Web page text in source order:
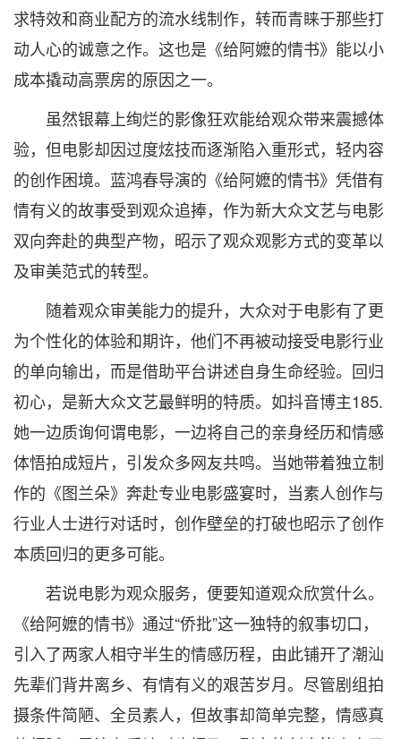
求特效和商业配方的流水线制作，转而青睐于那些打
动人心的诚意之作。这也是《给阿嬷的情书》能以小
成本撬动高票房的原因之一。
虽然银幕上绚烂的影像狂欢能给观众带来震撼体
验，但电影却因过度炫技而逐渐陷入重形式，轻内容
的创作困境。蓝鸿春导演的《给阿嬷的情书》凭借有
情有义的故事受到观众追捧，作为新大众文艺与电影
双向奔赴的典型产物，昭示了观众观影方式的变革以
及审美范式的转型。
随着观众审美能力的提升，大众对于电影有了更
为个性化的体验和期许，他们不再被动接受电影行业
的单向输出，而是借助平台讲述自身生命经验。回归
初心，是新大众文艺最鲜明的特质。如抖音博主185.
她一边质询何谓电影，一边将自己的亲身经历和情感
体悟拍成短片，引发众多网友共鸣。当她带着独立制
作的《图兰朵》奔赴专业电影盛宴时，当素人创作与
行业人士进行对话时，创作壁垒的打破也昭示了创作
本质回归的更多可能。
若说电影为观众服务，便要知道观众欣赏什么。
《给阿嬷的情书》通过“侨批”这一独特的叙事切口，
引入了两家人相守半生的情感历程，由此铺开了潮汕
先辈们背井离乡、有情有义的艰苦岁月。尽管剧组拍
摄条件简陋、全员素人，但故事却简单完整，情感真